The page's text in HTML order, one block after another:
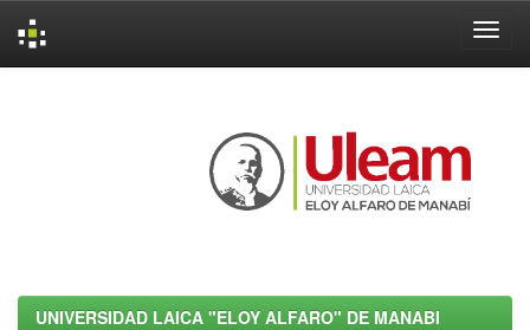
UNIVERSIDAD LAICA "ELOY ALFARO" DE MANABI